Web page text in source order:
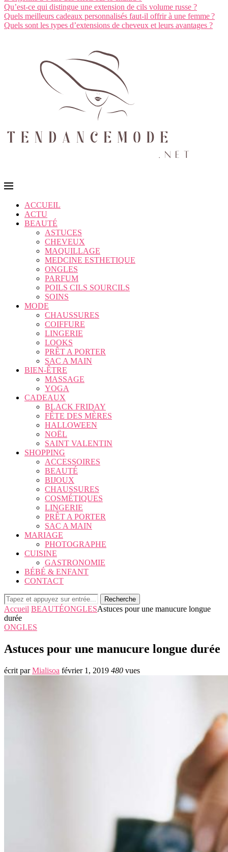
Qu’est-ce qui distingue une extension de cils volume russe ?
Quels meilleurs cadeaux personnalisés faut-il offrir à une femme ?
Quels sont les types d’extensions de cheveux et leurs avantages ?
ACCUEIL
ACTU
BEAUTÉ
ASTUCES
CHEVEUX
MAQUILLAGE
MEDCINE ESTHETIQUE
ONGLES
PARFUM
POILS CILS SOURCILS
SOINS
MODE
CHAUSSURES
COIFFURE
LINGERIE
LOOKS
PRÊT A PORTER
SAC A MAIN
BIEN-ÊTRE
MASSAGE
YOGA
CADEAUX
BLACK FRIDAY
FÊTE DES MÈRES
HALLOWEEN
NOËL
SAINT VALENTIN
SHOPPING
ACCESSOIRES
BEAUTÉ
BIJOUX
CHAUSSURES
COSMÉTIQUES
LINGERIE
PRÊT A PORTER
SAC A MAIN
MARIAGE
PHOTOGRAPHE
CUISINE
GASTRONOMIE
BÉBÉ & ENFANT
CONTACT
Recherche
Accueil BEAUTÉONGLESAstuces pour une manucure longue
durée
ONGLES
Astuces pour une manucure longue durée
écrit parMialisoa février 1, 2019 480 vues